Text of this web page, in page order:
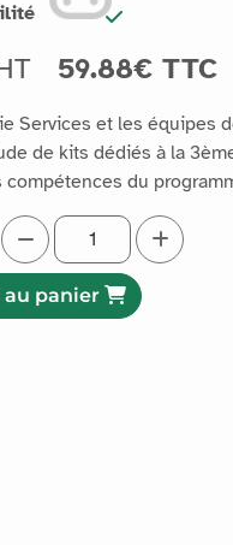
59.88€ TTC
Services et les équipes
de kits dédiés à la
du
panier